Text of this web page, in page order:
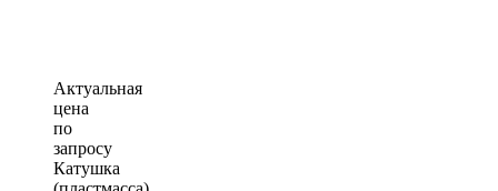
Актуальная
цена
по
запросу
Катушка